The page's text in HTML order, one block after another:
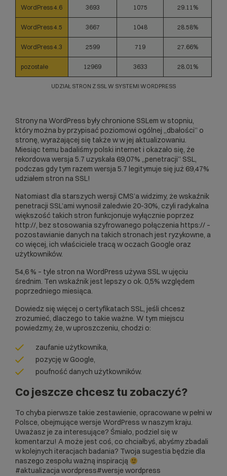
WordPress 4.6 3693 1075 29.11%
WordPress 4.5 3667 1048 28.58%
WordPress 4.3 2599 719 27.66%
pozostałe 12969 3633 28.01%
UDZIAŁ STRON Z SSL W SYSTEMI WORDPRESS
Strony na WordPress były chronione SSLem w stopniu,
który można by przypisać poziomowi ogólnej „dbałości” o
stronę, wyrażającej się także w w jej aktualizowaniu.
Miesiąc temu badaliśmy polski internet i okazało się, że
rekordowa wersja 5.7 uzyskała 69,07% „penetracji” SSL,
podczas gdy tym razem wersja 5.7 legitymuje się już 69,47%
udziałem stron na SSL!
Natomiast dla starszych wersji CMS’a widzimy, że wskaźnik
penetracji SSL’ami wynosił zaledwie 20-30%, czyli radykalna
większość takich stron funkcjonuje wyłącznie poprzez
http://, bez stosowania szyfrowanego połączenia https:// –
pozostawianie danych na takich stronach jest ryzykowne, a
co więcej, ich właściciele tracą w oczach Google oraz
użytkowników.
54,6 % – tyle stron na WordPress używa SSL w ujęciu
średnim. Ten wskaźnik jest lepszy o ok. 0,5% względem
poprzedniego miesiąca.
Dowiedz się więcej o certyfikatach SSL, jeśli chcesz
zrozumieć, dlaczego to takie ważne. W tym miejscu
powiedzmy, że, w uproszczeniu, chodzi o:
zaufanie użytkownika,
pozycję w Google,
poufność danych użytkowników.
Co jeszcze chcesz tu zobaczyć?
To chyba pierwsze takie zestawienie, opracowane w pełni w
Polsce, obejmujące wersje WordPress w naszym kraju.
Uważasz je za interesujące? Śmiało, podziel się w
komentarzu! A może jest coś, co chciałbyś, abyśmy zbadali
w kolejnych iteracjach badania? Twoja sugestia będzie dla
naszego zespołu ważną inspiracją
#aktualizacja wordpress#wersje wordpress